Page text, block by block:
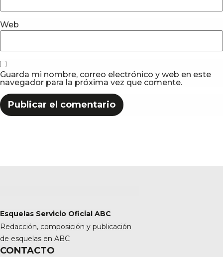
Web
Guarda mi nombre, correo electrónico y web en este
navegador para la próxima vez que comente.
Esquelas Servicio Oficial ABC
Redacción, composición y publicación
de esquelas en ABC
CONTACTO